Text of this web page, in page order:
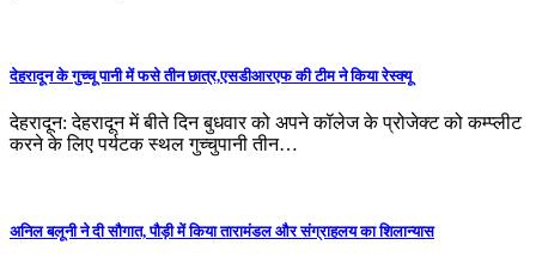
देहरादून के गुच्चू पानी में फसे तीन छात्र,एसडीआरएफ की टीम ने किया रेस्क्यू
देहरादून: देहरादून में बीते दिन बुधवार को अपने कॉलेज के प्रोजेक्ट को कम्प्लीट
करने के लिए पर्यटक स्थल गुच्चुपानी तीन…
अनिल बलूनी ने दी सौगात, पौड़ी में किया तारामंडल और संग्राहलय का शिलान्यास